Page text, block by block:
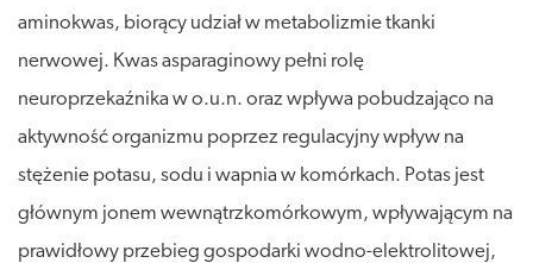
aminokwas, biorący udział w metabolizmie tkanki
nerwowej. Kwas asparaginowy pełni rolę
neuroprzekaźnika w o.u.n. oraz wpływa pobudzająco na
aktywność organizmu poprzez regulacyjny wpływ na
stężenie potasu, sodu i wapnia w komórkach. Potas jest
głównym jonem wewnątrzkomórkowym, wpływającym na
prawidłowy przebieg gospodarki wodno-elektrolitowej,